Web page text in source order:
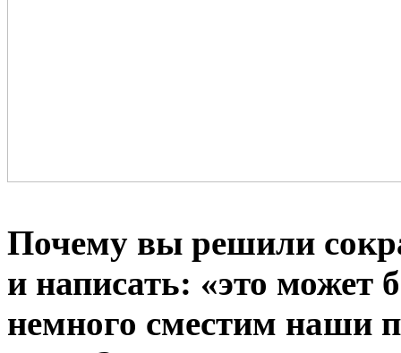
Почему вы решили
и написать: «это может
немного сместим наши